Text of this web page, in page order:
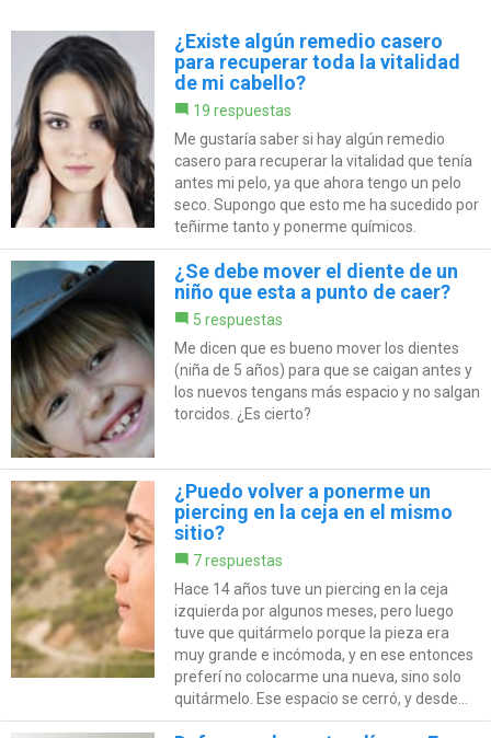
¿Existe algún remedio casero
para recuperar toda la vitalidad
de mi cabello?
19 respuestas
Me gustaría saber si hay algún remedio
casero para recuperar la vitalidad que tenía
antes mi pelo, ya que ahora tengo un pelo
seco. Supongo que esto me ha sucedido por
teñirme tanto y ponerme químicos.
¿Se debe mover el diente de un
niño que esta a punto de caer?
5 respuestas
Me dicen que es bueno mover los dientes
(niña de 5 años) para que se caigan antes y
los nuevos tengans más espacio y no salgan
torcidos. ¿Es cierto?
¿Puedo volver a ponerme un
piercing en la ceja en el mismo
sitio?
7 respuestas
Hace 14 años tuve un piercing en la ceja
izquierda por algunos meses, pero luego
tuve que quitármelo porque la pieza era
muy grande e incómoda, y en ese entonces
preferí no colocarme una nueva, sino solo
quitármelo. Ese espacio se cerró, y desde...